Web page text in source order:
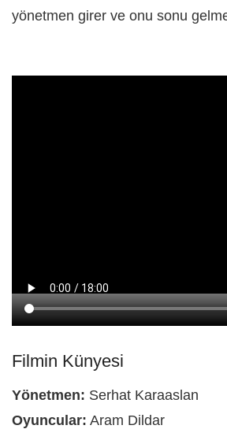
yönetmen girer ve onu sonu
Filmin Künyesi
Yönetmen: Serhat Karaaslan
Oyuncular: Aram Dildar